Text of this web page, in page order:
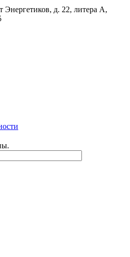
Энергетиков, д. 22, литера А,